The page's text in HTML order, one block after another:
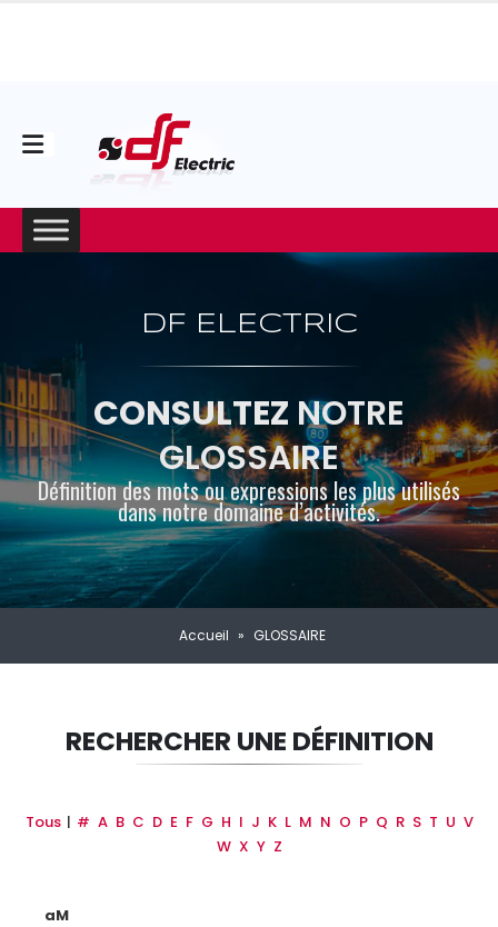
DF ELECTRIC
CONSULTEZ NOTRE
GLOSSAIRE
Définition des mots ou expressions les plus utilisés
dans notre domaine d’activités.
Accueil » GLOSSAIRE
RECHERCHER UNE DÉFINITION
Tous | # A B C D E F G H I J K L M N O P Q R S T U V
W X Y Z
aM